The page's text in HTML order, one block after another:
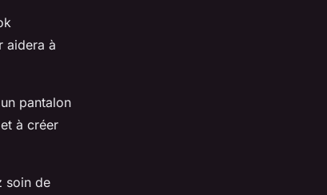
aidera à
pantalon
à créer
soin de